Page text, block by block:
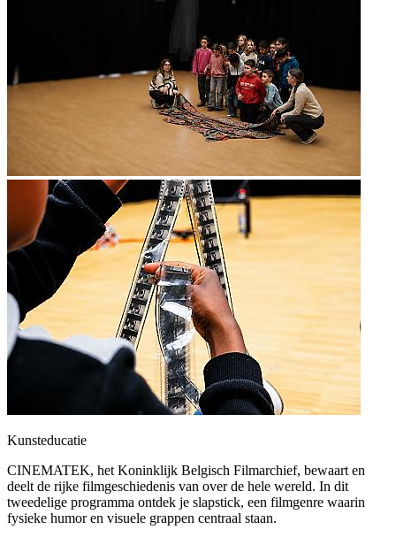
Kunsteducatie
CINEMATEK, het Koninklijk Belgisch Filmarchief, bewaart en
deelt de rijke filmgeschiedenis van over de hele wereld. In dit
tweedelige programma ontdek je slapstick, een filmgenre waarin
fysieke humor en visuele grappen centraal staan.